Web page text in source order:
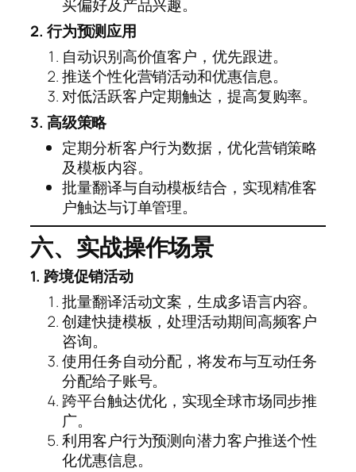
买偏好及产品兴趣。
2. 行为预测应用
自动识别高价值客户，优先跟进。
推送个性化营销活动和优惠信息。
对低活跃客户定期触达，提高复购率。
3. 高级策略
定期分析客户行为数据，优化营销策略
及模板内容。
批量翻译与自动模板结合，实现精准客
户触达与订单管理。
六、实战操作场景
1. 跨境促销活动
批量翻译活动文案，生成多语言内容。
创建快捷模板，处理活动期间高频客户
咨询。
使用任务自动分配，将发布与互动任务
分配给子账号。
跨平台触达优化，实现全球市场同步推
广。
利用客户行为预测向潜力客户推送个性
化优惠信息。